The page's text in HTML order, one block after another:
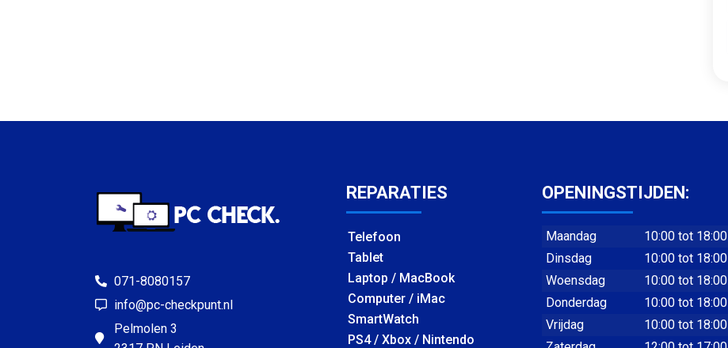
071-8080157
info@pc-checkpunt.nl
Pelmolen 3
REPARATIES
Telefoon
Tablet
Laptop / MacBook
Computer / iMac
SmartWatch
PS4 / Xbox / Nintendo
OPENINGSTIJDEN:
Maandag
10:00 tot 18:00
Dinsdag
10:00 tot 18:00
Woensdag
10:00 tot 18:00
Donderdag
10:00 tot 18:00
Vrijdag
10:00 tot 18:00